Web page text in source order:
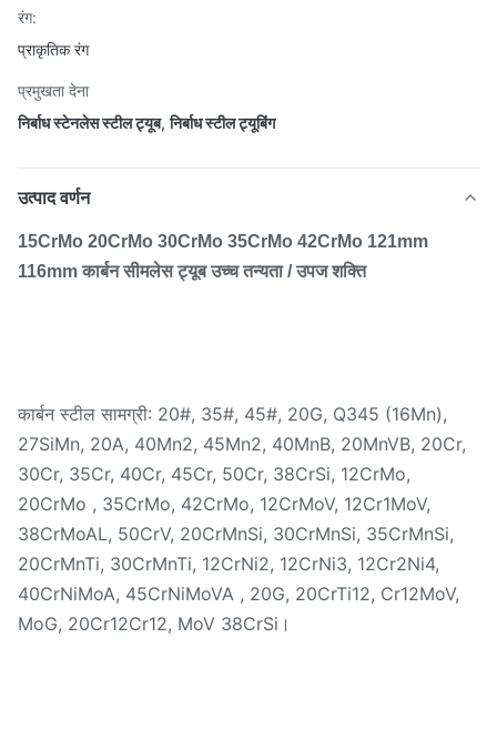
रंग:
प्राकृतिक रंग
प्रमुखता देना
निर्बाध स्टेनलेस स्टील ट्यूब,निर्बाध स्टील ट्यूबिंग
उत्पाद वर्णन
15CrMo 20CrMo 30CrMo 35CrMo 42CrMo 121mm
116mm कार्बन सीमलेस ट्यूब उच्च तन्यता / उपज शक्ति
कार्बन स्टील सामग्री: 20#, 35#, 45#, 20G, Q345 (16Mn),
27SiMn, 20A, 40Mn2, 45Mn2, 40MnB, 20MnVB, 20Cr,
30Cr, 35Cr, 40Cr, 45Cr, 50Cr, 38CrSi, 12CrMo,
20CrMo , 35CrMo, 42CrMo, 12CrMoV, 12Cr1MoV,
38CrMoAL, 50CrV, 20CrMnSi, 30CrMnSi, 35CrMnSi,
20CrMnTi, 30CrMnTi, 12CrNi2, 12CrNi3, 12Cr2Ni4,
40CrNiMoA, 45CrNiMoVA , 20G, 20CrTi12, Cr12MoV,
MoG, 20Cr12Cr12, MoV 38CrSi।